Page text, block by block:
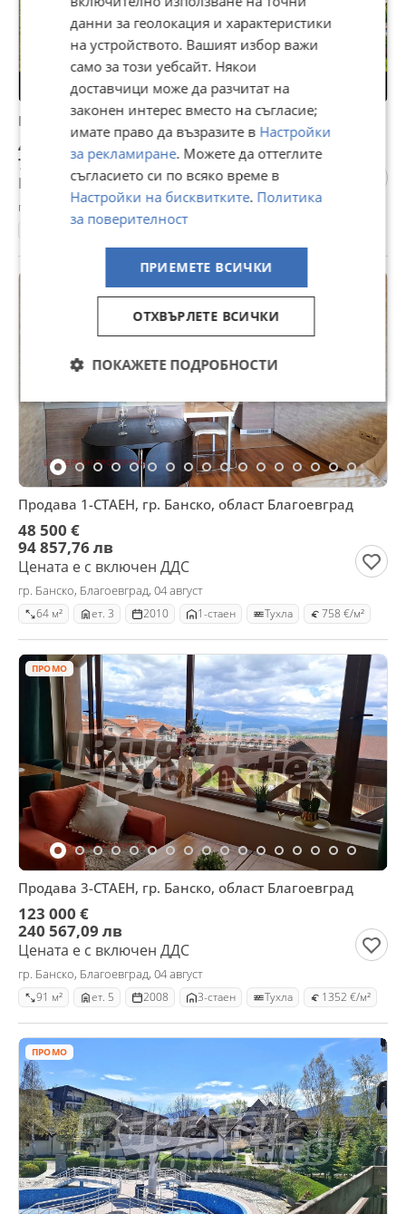
Продава 2-СТАЕН, гр. Банско, област Благоевград
40 000 €
78 233,20 лв
Цената е с включен ДДС
гр. Банско, Благоевград, 04 август
Продава 1-СТАЕН, гр. Банско, област Благоевград
48 500 €
94 857,76 лв
Цената е с включен ДДС
гр. Банско, Благоевград, 04 август
64 м² ет. 3 2010 1-стаен Тухла 758 €/м²
ПРОМО
Продава 3-СТАЕН, гр. Банско, област Благоевград
123 000 €
240 567,09 лв
Цената е с включен ДДС
гр. Банско, Благоевград, 04 август
91 м² ет. 5 2008 3-стаен Тухла 1352 €/м²
ПРОМО
данни за геолокация и характеристики
на устройството. Вашият избор важи
само за този уебсайт. Някои
доставчици може да разчитат на
законен интерес вместо на съгласие;
имате право да възразите в Настройки
за рекламиране. Можете да оттеглите
съгласието си по всяко време в
Настройки на бисквитките. Политика
за поверителност
ПРИЕМЕТЕ ВСИЧКИ
ОТХВЪРЛЕТЕ ВСИЧКИ
ПОКАЖЕТЕ ПОДРОБНОСТИ